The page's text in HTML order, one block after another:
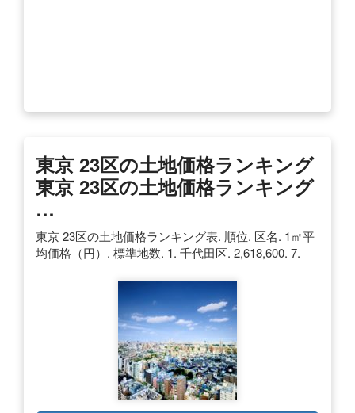
東京 23区の土地価格ランキング
東京 23区の土地価格ランキング
…
東京 23区の土地価格ランキング表. 順位. 区名. 1㎡平
均価格（円）. 標準地数. 1. 千代田区. 2,618,600. 7.